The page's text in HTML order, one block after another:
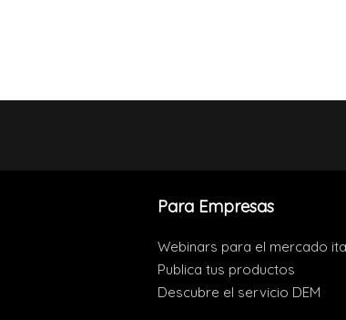
Para Empresas
Webinars para el mercado
Publica tus productos
Descubre el servicio DEM